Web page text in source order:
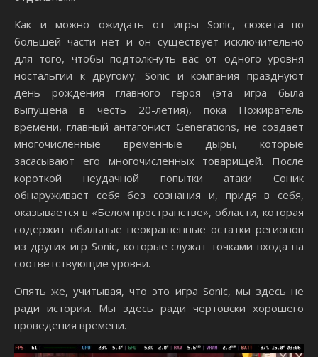
Как и можно ожидать от игры Sonic, сюжета по
большей части нет и он существует исключительно
для того, чтобы подтолкнуть вас от одного уровня
ностальгии к другому. Sonic и компания празднуют
день рождения главного героя (эта игра была
выпущена в честь 20-летия), пока Пожиратель
времени, главный антагонист Generations, не создает
многочисленные временные дыры, которые
засасывают его многочисленных товарищей. После
короткой неудачной попытки атаки Соник
обнаруживает себя без сознания и, придя в себя,
оказывается в «Белом пространстве», области, которая
содержит обильные неокрашенные остатки регионов
из других игр Sonic, которые служат точками входа на
соответствующие уровни.
Опять же, учитывая, что это игра Sonic, мы здесь не
ради истории. Мы здесь ради чертовски хорошего
проведения времени.